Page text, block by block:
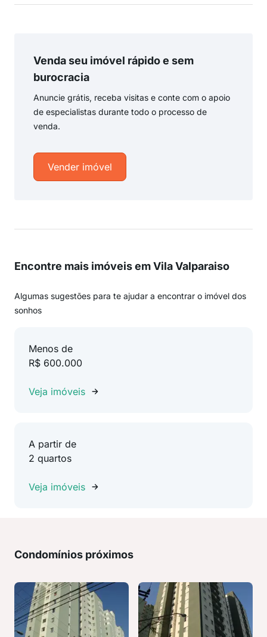
Venda seu imóvel rápido e sem
burocracia
Anuncie grátis, receba visitas e conte com o apoio
de especialistas durante todo o processo de
venda.
Vender imóvel
Encontre mais imóveis em Vila Valparaiso
Algumas sugestões para te ajudar a encontrar o imóvel dos
sonhos
Menos de
R$ 600.000
Veja imóveis
A partir de
2 quartos
Veja imóveis
Condomínios próximos